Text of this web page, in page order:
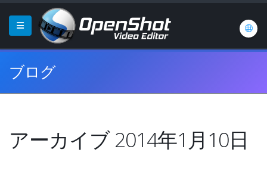
ブログ
アーカイブ 2014年1月10日